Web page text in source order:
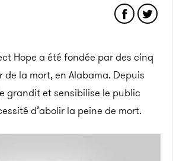
Hope a été fondée par des cinq
la mort, en Alabama. Depuis
grandit et sensibilise le public
d’abolir la peine de mort.